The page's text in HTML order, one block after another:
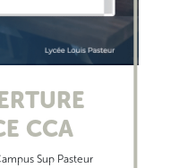
CCA
Sup Pasteur